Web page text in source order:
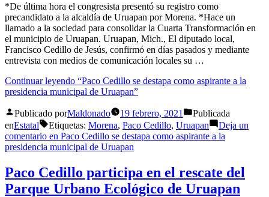
*De última hora el congresista presentó su registro como
precandidato a la alcaldía de Uruapan por Morena. *Hace un
llamado a la sociedad para consolidar la Cuarta Transformación en
el municipio de Uruapan. Uruapan, Mich., El diputado local,
Francisco Cedillo de Jesús, confirmó en días pasados y mediante
entrevista con medios de comunicación locales su …
Continuar leyendo “Paco Cedillo se destapa como aspirante a la
presidencia municipal de Uruapan”
Publicado porMaldonado 19 febrero, 2021
Publicada
enEstatal Etiquetas: Morena, Paco Cedillo, Uruapan
Deja un
comentario en Paco Cedillo se destapa como aspirante a la
presidencia municipal de Uruapan
Paco Cedillo participa en el rescate del
Parque Urbano Ecológico de Uruapan